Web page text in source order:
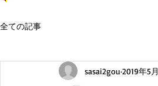
全ての記事
sasai2gou 2019年5